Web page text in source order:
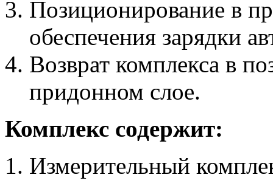
Позиционирование в
обеспечения зарядки
Возврат комплекса в
придонном слое.
Комплекс содержит:
Измерительный